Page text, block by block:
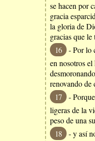
se hacen por
gracia
la gloria de
gracias que
16
- Por lo
en nosotros
renovando de
17
-
ligeras de la
peso de una
18
- y así